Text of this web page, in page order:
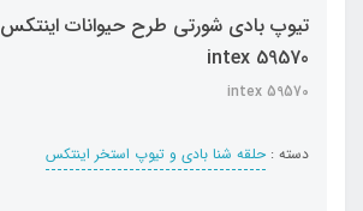
تیوپ بادی شورتی طرح حیوانات اینتکس
intex 59570
intex 59570
دسته : حلقه شنا بادی و تیوپ استخر اینتکس